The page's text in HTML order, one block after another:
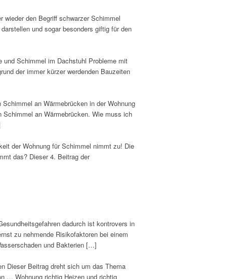
den Begriff schwarzer Schimmel
und sogar besonders giftig für den
und Schimmel im Dachstuhl Probleme mit
der immer kürzer werdenden Bauzeiten
an Wärmebrücken in der Wohnung
Schimmel an Wärmebrücken. Wie muss ich
der Wohnung für Schimmel nimmt zu! Die
das? Dieser 4. Beitrag der
dadurch ist kontrovers in
zu nehmende Risikofaktoren bei einem
und Bakterien […]
Dieser Beitrag dreht sich um das Thema
… Wohnung richtig Heizen und richtig